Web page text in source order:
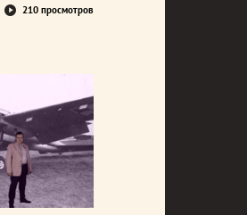
210 просмотров